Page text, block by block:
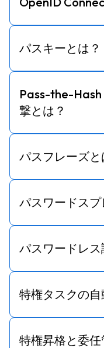
パスキーとは？
Pass-the-Hash
撃とは？
パスフレーズと
パスワードスプ
パスワードレス
特権タスクの自
特権昇格と委